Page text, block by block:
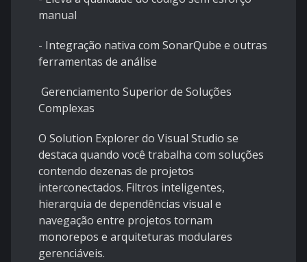
manual
- Integração nativa com SonarQube e outras
ferramentas de análise
Gerenciamento Superior de Soluções
Complexas
O Solution Explorer do Visual Studio se
destaca quando você trabalha com soluções
contendo dezenas de projetos
interconectados. Filtros inteligentes,
hierarquia de dependências visual e
navegação entre projetos tornam
monorepos e arquiteturas modulares
gerenciáveis.